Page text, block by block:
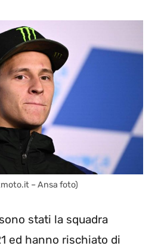
– Ansa foto)
sono stati la squadra
ed hanno rischiato di